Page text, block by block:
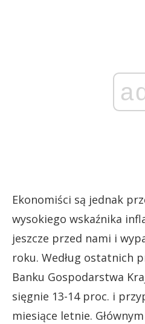
Ekonomiści są jednak
wysokiego wskaźnika
jeszcze przed nami i
roku. Według ostatnich
Banku Gospodarstwa
sięgnie 13-14 proc. i
miesiące letnie.